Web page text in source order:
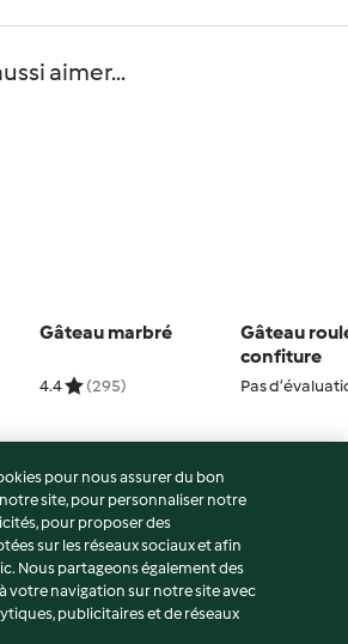
aimer...
Gâteau marbré
4.4 (295)
Gâteau
confiture
Pas
pour nous assurer du bon
site, pour personnaliser notre
pour proposer des
sur les réseaux sociaux et afin
Nous partageons également des
votre navigation sur notre site avec
publicitaires et de réseaux